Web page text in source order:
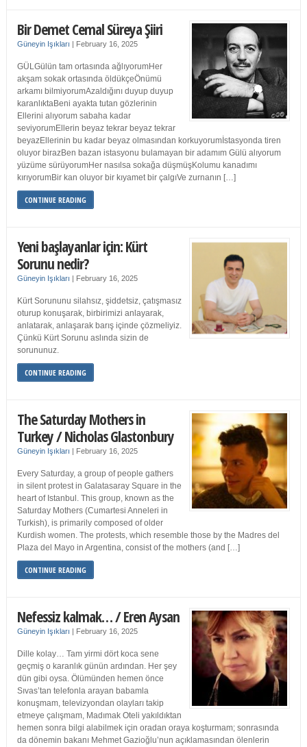
Bir Demet Cemal Süreya Şiiri
Güneyin Işıkları | February 16, 2025
GÜLGülün tam ortasında ağlıyorumHer
akşam sokak ortasında öldükçeÖnümü
arkamı bilmiyorumAzaldığını duyup duyup
karanlıktaBeni ayakta tutan gözlerinin
Ellerini alıyorum sabaha kadar
seviyorumEllerin beyaz tekrar beyaz tekrar
beyazEllerinin bu kadar beyaz olmasından korkuyorumİstasyonda tiren
oluyor birazBen bazan istasyonu bulamayan bir adamım Gülü alıyorum
yüzüme sürüyorumHer nasılsa sokağa düşmüşKolumu kanadımı
kırıyorumBir kan oluyor bir kıyamet bir çalgıVe zurnanın […]
CONTINUE READING
Yeni başlayanlar için: Kürt
Sorunu nedir?
Güneyin Işıkları | February 16, 2025
Kürt Sorununu silahsız, şiddetsiz, çatışmasız
oturup konuşarak, birbirimizi anlayarak,
anlatarak, anlaşarak barış içinde çözmeliyiz.
Çünkü Kürt Sorunu aslında sizin de
sorununuz.
CONTINUE READING
The Saturday Mothers in
Turkey / Nicholas Glastonbury
Güneyin Işıkları | February 16, 2025
Every Saturday, a group of people gathers
in silent protest in Galatasaray Square in the
heart of Istanbul. This group, known as the
Saturday Mothers (Cumartesi Anneleri in
Turkish), is primarily composed of older
Kurdish women. The protests, which resemble those by the Madres del
Plaza del Mayo in Argentina, consist of the mothers (and […]
CONTINUE READING
Nefessiz kalmak… / Eren Aysan
Güneyin Işıkları | February 16, 2025
Dille kolay… Tam yirmi dört koca sene
geçmiş o karanlık günün ardından. Her şey
dün gibi oysa. Ölümünden hemen önce
Sıvas’tan telefonla arayan babamla
konuşmam, televizyondan olayları takip
etmeye çalışmam, Madımak Oteli yakıldıktan
hemen sonra bilgi alabilmek için oradan oraya koşturmam; sonrasında
da dönemin bakanı Mehmet Gazioğlu’nun açıklamasından ölenlerin